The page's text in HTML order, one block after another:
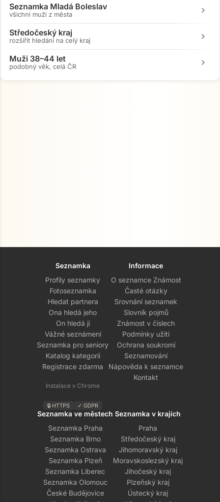
Seznamka Mladá Boleslav
všichni muži z města chevron_right
Středočeský kraj
rozšířit hledání na celý kraj chevron_right
Muži 38–44 let
podobný věk, celá ČR chevron_right
Seznamka
Profily seznamky
Fotoseznamka
Hledat partnera
Ona hledá jeho
On hledá ji
Vážné seznámení
Seznamka pro seniory
Katalog kategorií
Registrace zdarma
Instalace v Chrome
🔒 HTTPS ✓ GDPR
Informace
O seznamce Známost
Časté otázky
Srovnání seznamek
Slovník pojmů
Známost v číslech
Podmínky užití
Ochrana soukromí
Seznamování
Nápověda k seznamce
Kontakt
Seznamka ve městech
Seznamka Praha
Seznamka Brno
Seznamka Ostrava
Seznamka Plzeň
Seznamka Liberec
Seznamka Olomouc
České Budějovice
Seznamka v krajích
Praha
Středočeský kraj
Jihomoravský kraj
Moravskoslezský kraj
Jihočeský kraj
Plzeňský kraj
Ústecký kraj